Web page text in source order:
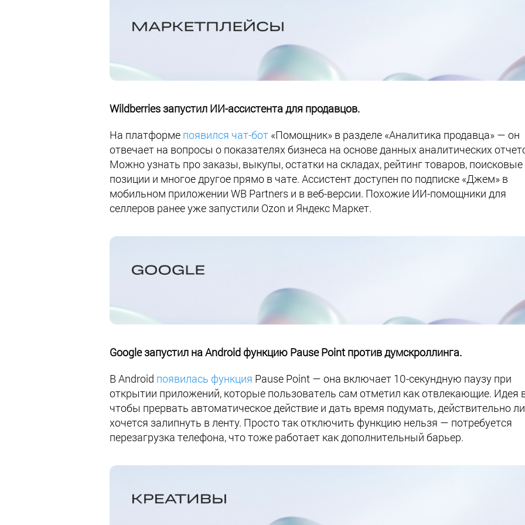
Wildberries запустил ИИ-ассистента для продавцов.
На платформе появился чат-бот «Помощник» в разделе «Аналитика продавца» — он
отвечает на вопросы о показателях бизнеса на основе данных аналитических
Можно узнать про заказы, выкупы, остатки на складах, рейтинг товаров, поисковые
позиции и многое другое прямо в чате. Ассистент доступен по подписке «Джем» в
мобильном приложении WB Partners и в веб-версии. Похожие ИИ-помощники для
селлеров ранее уже запустили Ozon и Яндекс Маркет.
Google запустил на Android функцию Pause Point против думскроллинга.
В Android появилась функция Pause Point — она включает 10-секундную паузу при
открытии приложений, которые пользователь сам отметил как отвлекающие. Идея
чтобы прервать автоматическое действие и дать время подумать, действительно ли
хочется залипнуть в ленту. Просто так отключить функцию нельзя — потребуется
перезагрузка телефона, что тоже работает как дополнительный барьер.